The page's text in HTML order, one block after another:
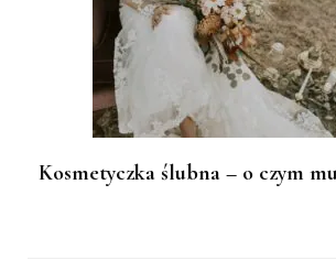
Kosmetyczka ślubna – o czym